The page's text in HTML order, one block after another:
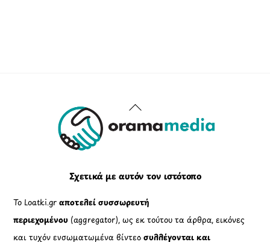
Όροι Αγορών, Αποστολών & Επιστροφών
Όροι Συμμετοχής σε Παιχνίδια & Διαγωνισμούς
Πολιτική Απορρήτου Chatbots
Πολιτική Χρήσης Τεχνητής Νοημοσύνης
Προϊόντα Φιλικά προς το Περιβάλλον